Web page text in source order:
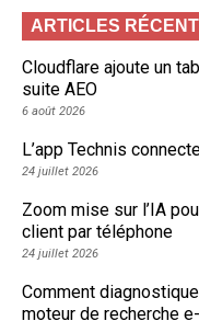
ARTICLES
Cloudflare ajoute un
suite AEO
6 août 2026
L’app Technis
24 juillet 2026
Zoom mise sur l’IA
client par téléphone
24 juillet 2026
Comment
moteur de recherche